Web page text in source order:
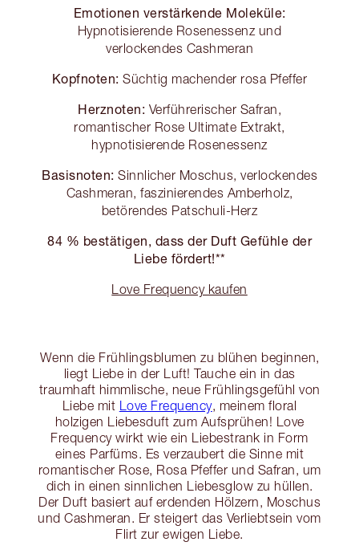
Emotionen verstärkende Moleküle:
Hypnotisierende Rosenessenz und
verlockendes Cashmeran
Kopfnoten: Süchtig machender rosa Pfeffer
Herznoten: Verführerischer Safran,
romantischer Rose Ultimate Extrakt,
hypnotisierende Rosenessenz
Basisnoten: Sinnlicher Moschus, verlockendes
Cashmeran, faszinierendes Amberholz,
betörendes Patschuli-Herz
84 % bestätigen, dass der Duft Gefühle der
Liebe fördert!**
Love Frequency kaufen
Wenn die Frühlingsblumen zu blühen beginnen,
liegt Liebe in der Luft! Tauche ein in das
traumhaft himmlische, neue Frühlingsgefühl von
Liebe mit Love Frequency, meinem floral
holzigen Liebesduft zum Aufsprühen! Love
Frequency wirkt wie ein Liebestrank in Form
eines Parfüms. Es verzaubert die Sinne mit
romantischer Rose, Rosa Pfeffer und Safran, um
dich in einen sinnlichen Liebesglow zu hüllen.
Der Duft basiert auf erdenden Hölzern, Moschus
und Cashmeran. Er steigert das Verliebtsein vom
Flirt zur ewigen Liebe.